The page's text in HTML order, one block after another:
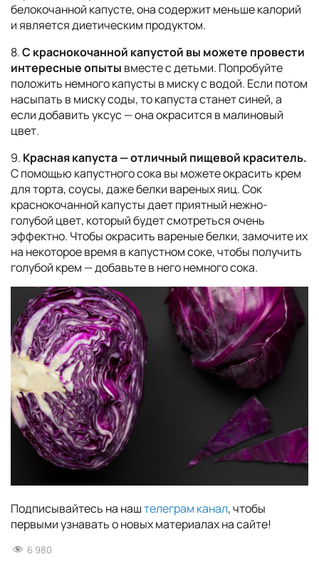
белокочанной капусте, она содержит меньше калорий
и является диетическим продуктом.
8.С краснокочанной капустой вы можете провести
интересные опыты вместе с детьми. Попробуйте
положить немного капусты в миску с водой. Если потом
насыпать в миску соды, то капуста станет синей, а
если добавить уксус — она окрасится в малиновый
цвет.
9. Красная капуста — отличный пищевой краситель.
С помощью капустного сока вы можете окрасить крем
для торта, соусы, даже белки вареных яиц. Сок
краснокочанной капусты дает приятный нежно-
голубой цвет, который будет смотреться очень
эффектно. Чтобы окрасить вареные белки, замочите их
на некоторое время в капустном соке, чтобы получить
голубой крем — добавьте в него немного сока.
Подписывайтесь на наштелеграм канал, чтобы
первыми узнавать о новых материалах на сайте!
6 980